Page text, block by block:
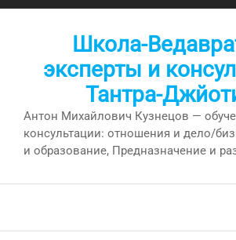
Перейти
Школа-
эксперты и
Тантра-
Антон Михайлович Кузнецов —
консультации: отношения и дело/
и образование, Предназначение и